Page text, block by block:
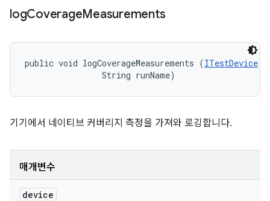
logCoverageMeasurements
public void logCoverageMeasurements (ITestDevice
                String runName)
기기에서 네이티브 커버리지 측정을 가져와 로깅합니다.
매개변수
device